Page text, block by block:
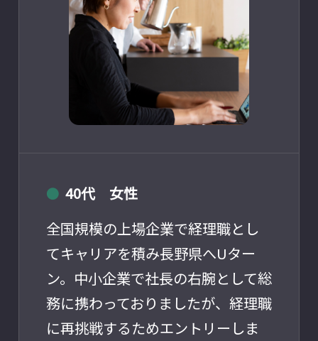
● 40代 女性
全国規模の上場企業で経理職とし
てキャリアを積み長野県へUター
ン。中小企業で社長の右腕として総
務に携わっておりましたが、経理職
に再挑戦するためエントリーしま